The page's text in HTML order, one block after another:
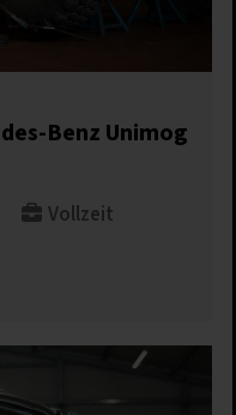
Benz Unimog
Vollzeit